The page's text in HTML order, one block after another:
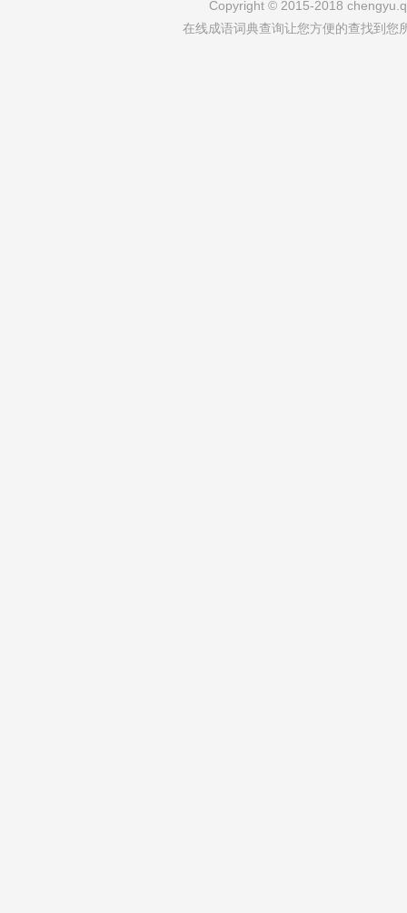
Copyright © 2015-2018
在线成语词典查询让您方便的查找到您